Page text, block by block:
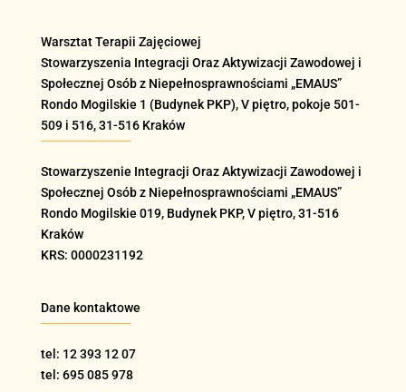
Warsztat Terapii Zajęciowej
Stowarzyszenia Integracji Oraz Aktywizacji Zawodowej i
Społecznej Osób z Niepełnosprawnościami „EMAUS”
Rondo Mogilskie 1 (Budynek PKP), V piętro, pokoje 501-
509 i 516, 31-516 Kraków
Stowarzyszenie Integracji Oraz Aktywizacji Zawodowej i
Społecznej Osób z Niepełnosprawnościami „EMAUS”
Rondo Mogilskie 019, Budynek PKP, V piętro, 31-516
Kraków
KRS: 0000231192
Dane kontaktowe
tel: 12 393 12 07
tel: 695 085 978